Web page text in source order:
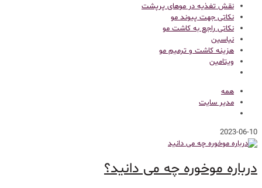
نقش تغذیه در موهای پرپشت
نکاتی جهت پیوند مو
نکاتی راجع به کاشت مو
نیاسین
هزینه کاشت و ترمیم مو
ویتامین
همه
مدیر سایت
2023-06-10
درباره موخوره چه می دانید؟